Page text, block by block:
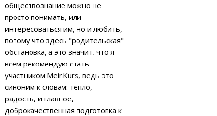
обществознание можно не
просто понимать, или
интересоваться им, но и любить,
потому что здесь "родительская"
обстановка, а это значит, что я
всем рекомендую стать
участником MeinKurs, ведь это
синоним к словам: тепло,
радость, и главное,
доброкачественная подготовка к